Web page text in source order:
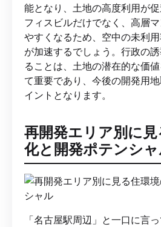
能となり、土地の高度利用が
フィスビルだけでなく、高層
やすくなるため、空中の未利
が加速するでしょう。行政の
ることは、土地の潜在的な価
て重要であり、今後の開発用
イントとなります。
再開発エリア別に
化と開発ポテンシ
「名古屋駅周辺」と一口に言